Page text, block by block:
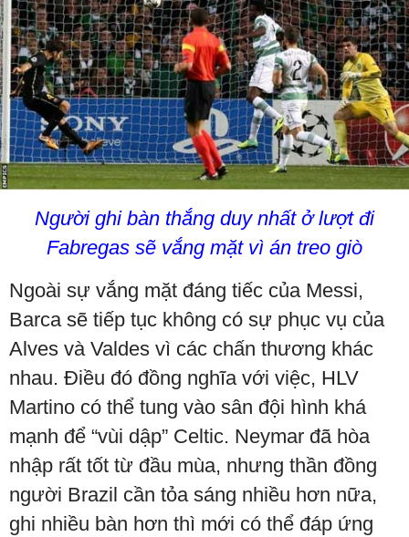
Người ghi bàn thắng duy nhất ở lượt đi
Fabregas sẽ vắng mặt vì án treo giò
Ngoài sự vắng mặt đáng tiếc của Messi,
Barca sẽ tiếp tục không có sự phục vụ của
Alves và Valdes vì các chấn thương khác
nhau. Điều đó đồng nghĩa với việc, HLV
Martino có thể tung vào sân đội hình khá
mạnh để “vùi dập” Celtic. Neymar đã hòa
nhập rất tốt từ đầu mùa, nhưng thần đồng
người Brazil cần tỏa sáng nhiều hơn nữa,
ghi nhiều bàn hơn thì mới có thể đáp ứng